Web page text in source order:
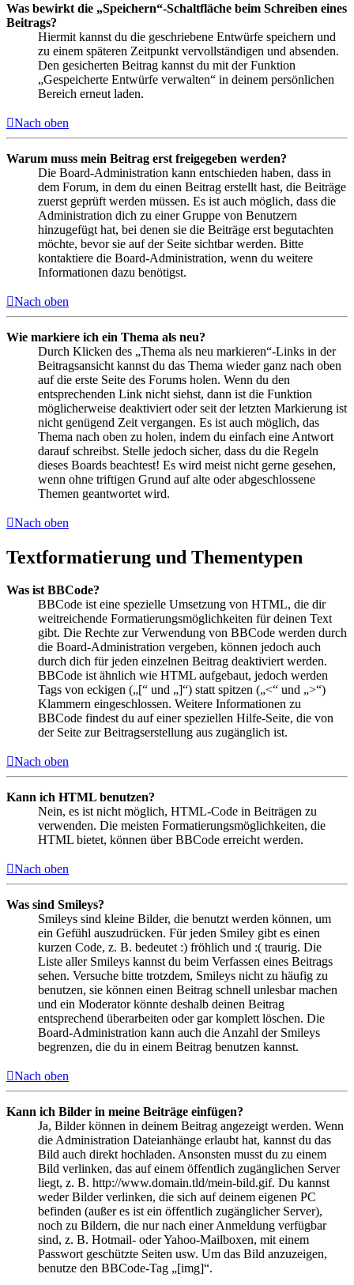
Was bewirkt die „Speichern“-Schaltfläche beim Schreiben eines
Beitrags?
Hiermit kannst du die geschriebene Entwürfe speichern und
zu einem späteren Zeitpunkt vervollständigen und absenden.
Den gesicherten Beitrag kannst du mit der Funktion
„Gespeicherte Entwürfe verwalten“ in deinem persönlichen
Bereich erneut laden.
Nach oben
Warum muss mein Beitrag erst freigegeben werden?
Die Board-Administration kann entschieden haben, dass in
dem Forum, in dem du einen Beitrag erstellt hast, die Beiträge
zuerst geprüft werden müssen. Es ist auch möglich, dass die
Administration dich zu einer Gruppe von Benutzern
hinzugefügt hat, bei denen sie die Beiträge erst begutachten
möchte, bevor sie auf der Seite sichtbar werden. Bitte
kontaktiere die Board-Administration, wenn du weitere
Informationen dazu benötigst.
Nach oben
Wie markiere ich ein Thema als neu?
Durch Klicken des „Thema als neu markieren“-Links in der
Beitragsansicht kannst du das Thema wieder ganz nach oben
auf die erste Seite des Forums holen. Wenn du den
entsprechenden Link nicht siehst, dann ist die Funktion
möglicherweise deaktiviert oder seit der letzten Markierung ist
nicht genügend Zeit vergangen. Es ist auch möglich, das
Thema nach oben zu holen, indem du einfach eine Antwort
darauf schreibst. Stelle jedoch sicher, dass du die Regeln
dieses Boards beachtest! Es wird meist nicht gerne gesehen,
wenn ohne triftigen Grund auf alte oder abgeschlossene
Themen geantwortet wird.
Nach oben
Textformatierung und Thementypen
Was ist BBCode?
BBCode ist eine spezielle Umsetzung von HTML, die dir
weitreichende Formatierungsmöglichkeiten für deinen Text
gibt. Die Rechte zur Verwendung von BBCode werden durch
die Board-Administration vergeben, können jedoch auch
durch dich für jeden einzelnen Beitrag deaktiviert werden.
BBCode ist ähnlich wie HTML aufgebaut, jedoch werden
Tags von eckigen („[“ und „]“) statt spitzen („<“ und „>“)
Klammern eingeschlossen. Weitere Informationen zu
BBCode findest du auf einer speziellen Hilfe-Seite, die von
der Seite zur Beitragserstellung aus zugänglich ist.
Nach oben
Kann ich HTML benutzen?
Nein, es ist nicht möglich, HTML-Code in Beiträgen zu
verwenden. Die meisten Formatierungsmöglichkeiten, die
HTML bietet, können über BBCode erreicht werden.
Nach oben
Was sind Smileys?
Smileys sind kleine Bilder, die benutzt werden können, um
ein Gefühl auszudrücken. Für jeden Smiley gibt es einen
kurzen Code, z. B. bedeutet :) fröhlich und :( traurig. Die
Liste aller Smileys kannst du beim Verfassen eines Beitrags
sehen. Versuche bitte trotzdem, Smileys nicht zu häufig zu
benutzen, sie können einen Beitrag schnell unlesbar machen
und ein Moderator könnte deshalb deinen Beitrag
entsprechend überarbeiten oder gar komplett löschen. Die
Board-Administration kann auch die Anzahl der Smileys
begrenzen, die du in einem Beitrag benutzen kannst.
Nach oben
Kann ich Bilder in meine Beiträge einfügen?
Ja, Bilder können in deinem Beitrag angezeigt werden. Wenn
die Administration Dateianhänge erlaubt hat, kannst du das
Bild auch direkt hochladen. Ansonsten musst du zu einem
Bild verlinken, das auf einem öffentlich zugänglichen Server
liegt, z. B. http://www.domain.tld/mein-bild.gif. Du kannst
weder Bilder verlinken, die sich auf deinem eigenen PC
befinden (außer es ist ein öffentlich zugänglicher Server),
noch zu Bildern, die nur nach einer Anmeldung verfügbar
sind, z. B. Hotmail- oder Yahoo-Mailboxen, mit einem
Passwort geschützte Seiten usw. Um das Bild anzuzeigen,
benutze den BBCode-Tag „[img]“.